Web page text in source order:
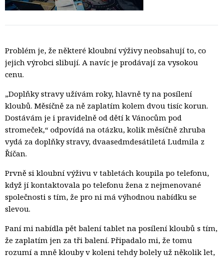
Problém je, že některé kloubní výživy neobsahují to, co
jejich výrobci slibují. A navíc je prodávají za vysokou
cenu.
„Doplňky stravy užívám roky, hlavně ty na posílení
kloubů. Měsíčně za ně zaplatím kolem dvou tisíc korun.
Dostávám je i pravidelně od dětí k Vánocům pod
stromeček,“ odpovídá na otázku, kolik měsíčně zhruba
vydá za doplňky stravy, dvaasedmdesátiletá Ludmila z
Říčan.
Prvně si kloubní výživu v tabletách koupila po telefonu,
když jí kontaktovala po telefonu žena z nejmenované
společnosti s tím, že pro ni má výhodnou nabídku se
slevou.
Paní mi nabídla pět balení tablet na posílení kloubů s tím,
že zaplatím jen za tři balení. Připadalo mi, že tomu
rozumí a mně klouby v koleni tehdy bolely už několik let,